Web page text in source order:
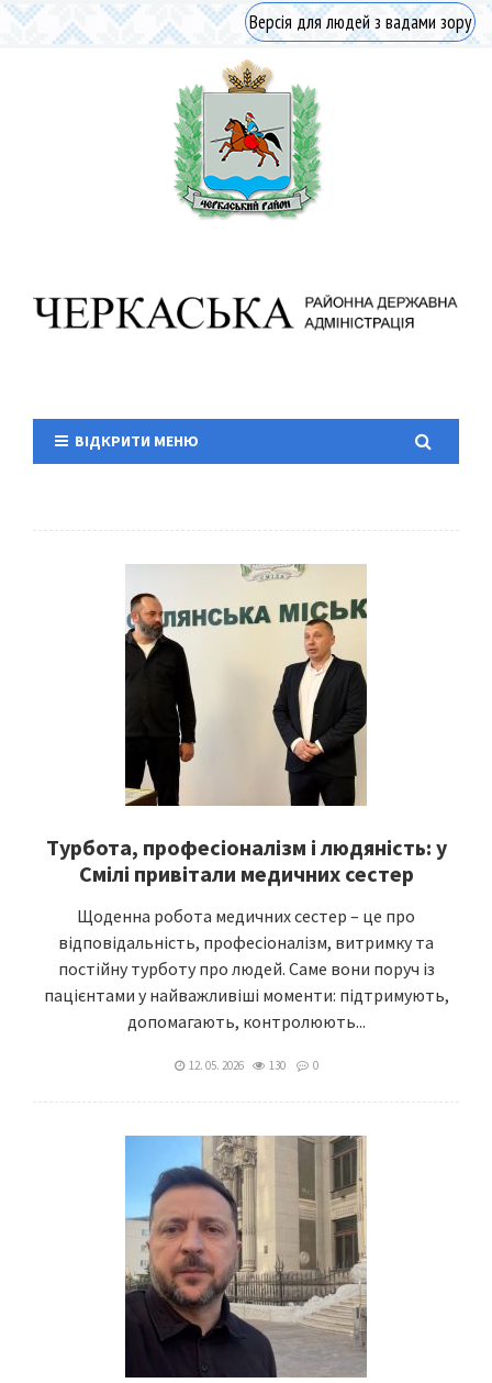
Версія для людей з вадами зору
ВІДКРИТИ МЕНЮ
Турбота, професіоналізм і людяність: у
Смілі привітали медичних сестер
Щоденна робота медичних сестер – це про
відповідальність, професіоналізм, витримку та
постійну турботу про людей. Саме вони поруч із
пацієнтами у найважливіші моменти: підтримують,
допомагають, контролюють...
12. 05. 2026 130 0